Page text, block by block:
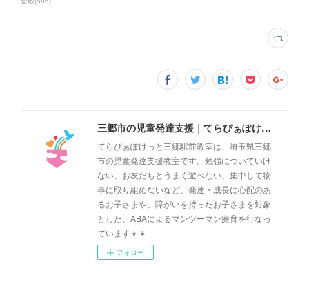
三郷市の児童発達支援｜てらぴぁぽけっと三郷駅前教室
てらぴぁぽけっと三郷駅前教室は、埼玉県三郷
市の児童発達支援教室です。勉強についていけ
ない、お友だちとうまく遊べない、集中して物
事に取り組めないなど、発達・成長に心配のあ
るお子さまや、障がいを持ったお子さまを対象
とした、ABAによるマンツーマン療育を行なっ
ています👦👧
フォロー